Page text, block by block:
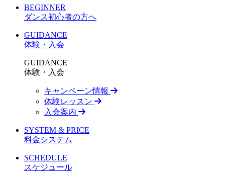
BEGINNER
ダンス初心者の方へ
GUIDANCE
体験・入会
GUIDANCE
体験・入会
キャンペーン情報
体験レッスン
入会案内
SYSTEM & PRICE
料金システム
SCHEDULE
スケジュール